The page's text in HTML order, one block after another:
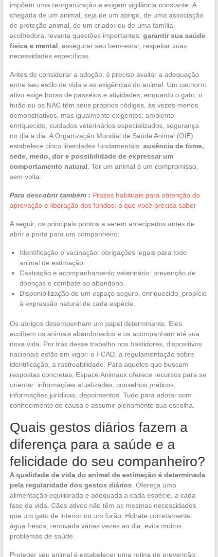
impõem uma reorganização e exigem vigilância constante. A
chegada de um animal, seja de um abrigo, de uma associação
de proteção animal, de um criador ou de uma família
acolhedora, levanta questões importantes: garantir sua saúde
física e mental , assegurar seu bem-estar, respeitar suas
necessidades específicas.
Antes de considerar a adoção, é preciso avaliar a adequação
entre seu estilo de vida e as exigências do animal. Um cachorro
ativo exige horas de passeios e atividades, enquanto o gato, o
furão ou os NAC têm seus próprios códigos, às vezes menos
demonstrativos, mas igualmente exigentes: ambiente
enriquecido, cuidados veterinários especializados, segurança
no dia a dia. A Organização Mundial de Saúde Animal (OIE)
estabelece cinco liberdades fundamentais: ausência de fome,
sede, medo, dor e possibilidade de expressar um
comportamento natural . Ter um animal é um compromisso,
sem volta.
Para descobrir também : Prazos habituais para obtenção da
aprovação e liberação dos fundos: o que você precisa saber
A seguir, os principais pontos a serem antecipados antes de
abrir a porta para um companheiro:
Identificação e vacinação: obrigações legais para todo
animal de estimação.
Castração e acompanhamento veterinário: prevenção de
doenças e combate ao abandono.
Disponibilização de um espaço seguro, enriquecido, propício
à expressão natural de cada espécie.
Os abrigos desempenham um papel determinante. Eles
acolhem os animais abandonados e os acompanham até sua
nova vida. Por trás desse trabalho nos bastidores, dispositivos
nacionais estão em vigor: o I-CAD, a regulamentação sobre
identificação, a rastreabilidade. Para aqueles que buscam
respostas concretas, Espace Animaux oferece recursos para se
orientar: informações atualizadas, conselhos práticos,
informações jurídicas, depoimentos. Tudo para adotar com
conhecimento de causa e assumir plenamente sua escolha.
Quais gestos diários fazem a
diferença para a saúde e a
felicidade do seu companheiro?
A qualidade de vida do animal de estimação é determinada
pela regularidade dos gestos diários . Ofereça uma
alimentação equilibrada e adequada a cada espécie, a cada
fase da vida. Cães ativos não têm as mesmas necessidades
que um gato de interior ou um furão. Hidrate corretamente:
água fresca, renovada várias vezes ao dia, evita muitos
problemas de saúde.
Proteger seu animal é estabelecer uma rotina de prevenção.